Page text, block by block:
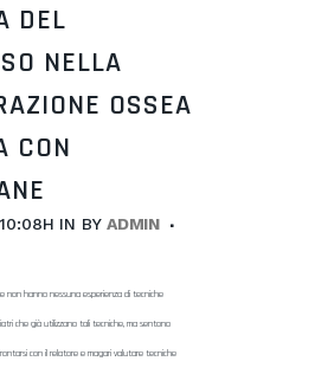
DEL
NELLA
OSSEA
CON
IN BY ADMIN
non hanno nessuna esperienza di tecniche
che già utilizzano tali tecniche, ma sentono
con il relatore e magari valutare tecniche